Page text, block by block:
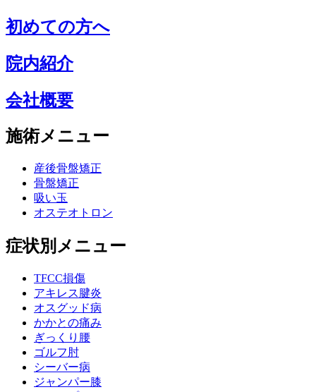
初めての方へ
院内紹介
会社概要
施術メニュー
産後骨盤矯正
骨盤矯正
吸い玉
オステオトロン
症状別メニュー
TFCC損傷
アキレス腱炎
オスグッド病
かかとの痛み
ぎっくり腰
ゴルフ肘
シーバー病
ジャンパー膝